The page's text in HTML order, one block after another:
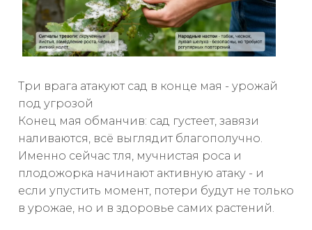
Три врага атакуют сад в конце мая - урожай
под угрозой
Конец мая обманчив: сад густеет, завязи
наливаются, всё выглядит благополучно.
Именно сейчас тля, мучнистая роса и
плодожорка начинают активную атаку - и
если упустить момент, потери будут не только
в урожае, но и в здоровье самих растений.